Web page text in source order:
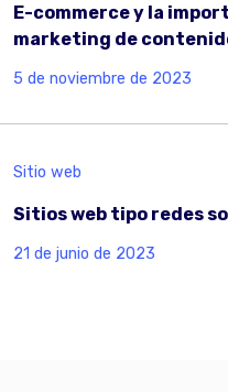
E-commerce y la
marketing de
5 de noviembre de 2023
Sitio web
Sitios web tipo redes
21 de junio de 2023